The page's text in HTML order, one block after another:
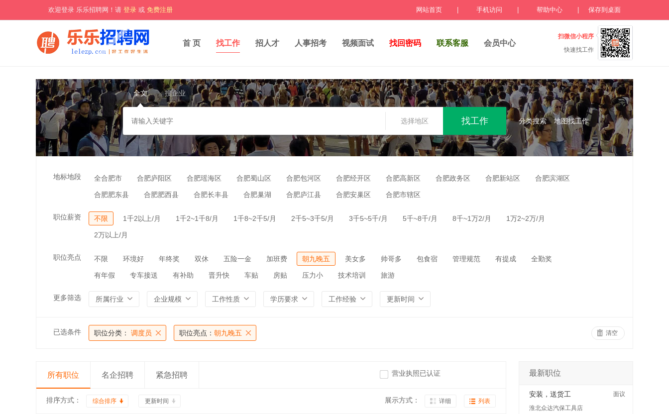
欢迎登录 乐乐招聘网！请 登录 或 免费注册 网站首页 手机访问 帮助中心 保存到桌面
首 页 找工作 招人才 人事招考 视频面试 找回密码 联系客服 会员中心
扫微信小程序
快速找工作
全文 搜企业
选择地区 分类搜索 地图找工作
地标地段 全合肥市 合肥庐阳区 合肥瑶海区 合肥蜀山区 合肥包河区 合肥经开区 合肥高新区 合肥政务区 合肥新站区 合肥滨湖区
合肥肥东县 合肥肥西县 合肥长丰县 合肥巢湖 合肥庐江县 合肥安巢区 合肥市辖区
职位薪资 不限 1千2以上/月 1千2~1千8/月 1千8~2千5/月 2千5~3千5/月 3千5~5千/月 5千~8千/月 8千~1万2/月 1万2~2万/月
2万以上/月
职位亮点 不限 环境好 年终奖 双休 五险一金 加班费 朝九晚五 美女多 帅哥多 包食宿 管理规范 有提成 全勤奖
有年假 专车接送 有补助 晋升快 车贴 房贴 压力小 技术培训 旅游
更多筛选 所属行业 企业规模 工作性质 学历要求 工作经验 更新时间
已选条件 职位分类： 调度员 职位亮点： 朝九晚五 清空
所有职位 名企招聘 紧急招聘 营业执照已认证
排序方式： 综合排序 更新时间 展示方式： 详细 列表
最新职位
安装，送货工
面议
淮北众达汽保工具店